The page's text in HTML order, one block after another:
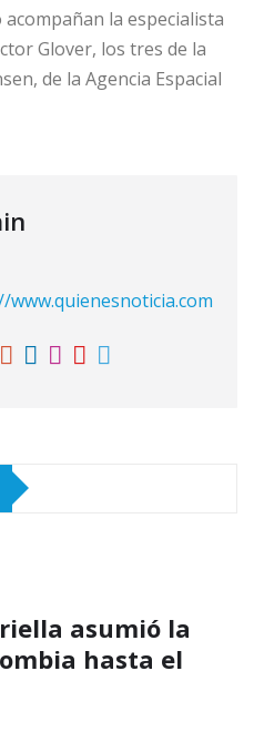
la especialista
Glover, los tres de la
de la Agencia Espacial
www.quienesnoticia.com
asumió la
hasta el